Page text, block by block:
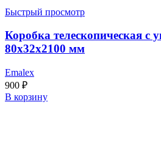
Быстрый просмотр
Коробка телескопическая с
80x32x2100 мм
Emalex
900 ₽
В корзину